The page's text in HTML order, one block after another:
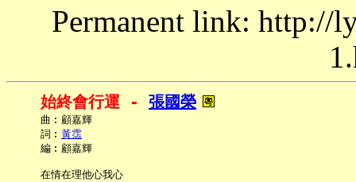
Permanent link: http://
始終會行運 - 張國榮
     曲︰顧嘉輝
     詞︰
黃霑
     編︰顧嘉輝
     在情在理他心我心